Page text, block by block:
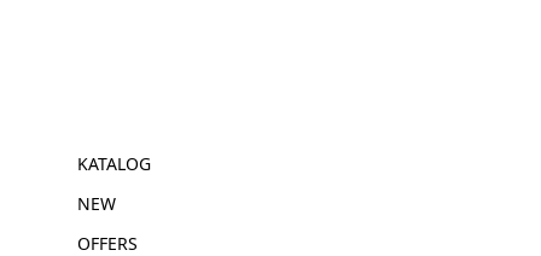
KATALOG
NEW
OFFERS